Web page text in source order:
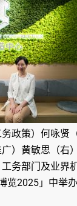
政策）何咏贤
）黄敏思（右
务部门及业界
览2025」中举